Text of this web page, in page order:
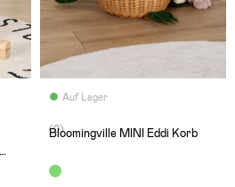
Auf Lager
(0)
Bloomingville MINI Eddi Korb